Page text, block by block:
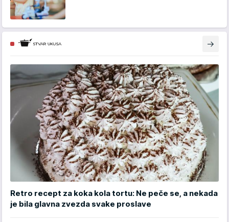
Retro recept za koka kola tortu: Ne peče se, a nekada
je bila glavna zvezda svake proslave